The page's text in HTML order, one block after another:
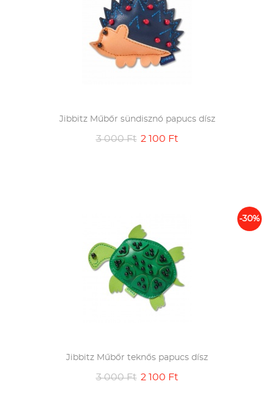
Jibbitz Műbőr sündisznó papucs dísz
3 000 Ft 2 100 Ft
-30%
Jibbitz Műbőr teknős papucs dísz
3 000 Ft 2 100 Ft